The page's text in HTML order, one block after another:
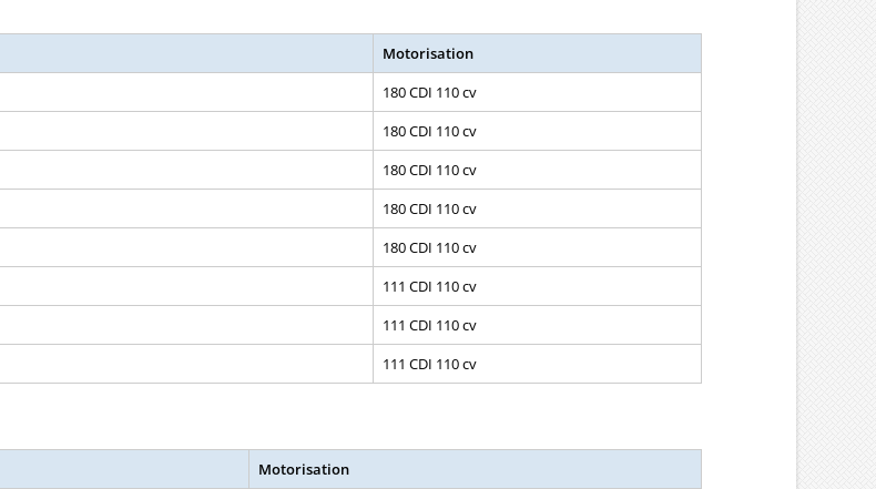
Motorisation
180 CDI 110 cv
180 CDI 110 cv
180 CDI 110 cv
180 CDI 110 cv
180 CDI 110 cv
111 CDI 110 cv
111 CDI 110 cv
111 CDI 110 cv
Motorisation